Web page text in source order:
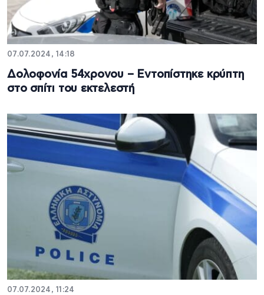
07.07.2024, 14:18
Δολοφονία 54χρονου – Εντοπίστηκε κρύπτη
στο σπίτι του εκτελεστή
07.07.2024, 11:24